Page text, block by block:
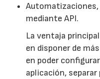
mediante API.
La ventaja
en disponer de
en poder
aplicación,